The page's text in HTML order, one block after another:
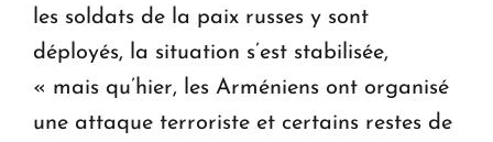
les soldats de la paix russes y sont
déployés, la situation s’est stabilisée,
« mais qu’hier, les Arméniens ont organisé
une attaque terroriste et certains restes de